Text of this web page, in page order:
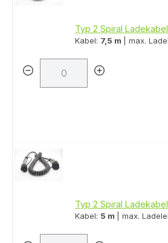
Typ 2 Spiral Ladekabel
Kabel: 7,5 m | max.
Typ 2 Spiral Ladekabel
Kabel: 5 m | max.